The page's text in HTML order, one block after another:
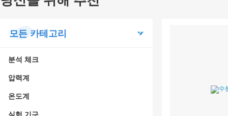
모든 카테고리
분석 체크
압력계
온도계